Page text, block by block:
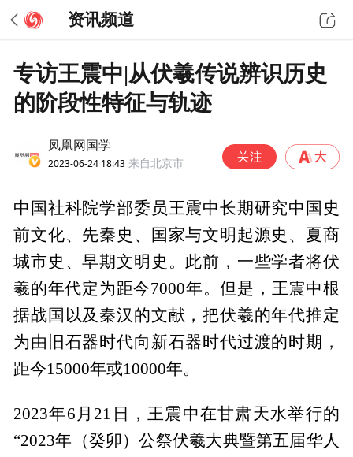
资讯频道
专访王震中|从伏羲传说辨识历史
的阶段性特征与轨迹
凤凰网国学
2023-06-24 18:43 来自北京市
中国社科院学部委员王震中长期研究中国史
前文化、先秦史、国家与文明起源史、夏商
城市史、早期文明史。此前，一些学者将伏
羲的年代定为距今7000年。但是，王震中根
据战国以及秦汉的文献，把伏羲的年代推定
为由旧石器时代向新石器时代过渡的时期，
距今15000年或10000年。
2023年6月21日，王震中在甘肃天水举行的
“2023年（癸卯）公祭伏羲大典暨第五届华人